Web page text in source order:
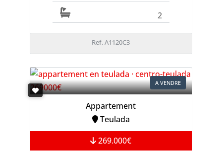
2
Ref. A1120C3
A VENDRE
Appartement
Teulada
269.000€